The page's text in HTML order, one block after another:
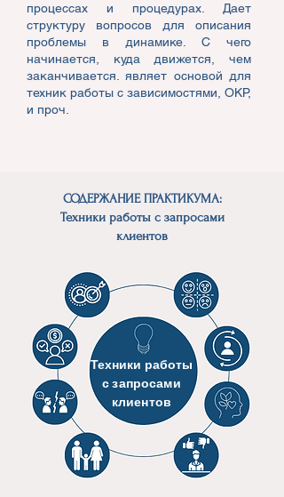
процессах и процедурах. Дает
структуру вопросов для описания
проблемы в динамике. С чего
начинается, куда движется, чем
заканчивается. являет основой для
техник работы с зависимостями, ОКР,
и проч.
СОДЕРЖАНИЕ ПРАКТИКУМА:
Техники работы с запросами
клиентов
Техники работы
с запросами
клиентов